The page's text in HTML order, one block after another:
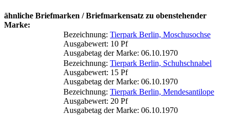
ähnliche Briefmarken / Briefmarkensatz zu obenstehender
Marke:
Bezeichnung: Tierpark Berlin, Moschusochse
Ausgabewert: 10 Pf
Ausgabetag der Marke: 06.10.1970
Bezeichnung: Tierpark Berlin, Schuhschnabel
Ausgabewert: 15 Pf
Ausgabetag der Marke: 06.10.1970
Bezeichnung: Tierpark Berlin, Mendesantilope
Ausgabewert: 20 Pf
Ausgabetag der Marke: 06.10.1970